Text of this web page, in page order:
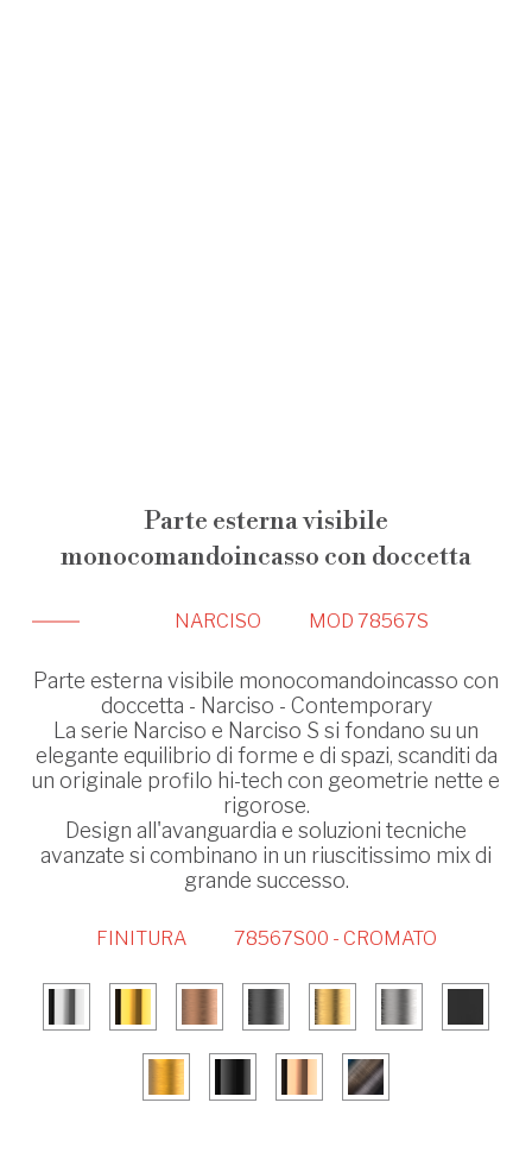
Parte esterna visibile
monocomandoincasso con doccetta
NARCISO MOD 78567S
Parte esterna visibile monocomandoincasso con
doccetta - Narciso - Contemporary
La serie Narciso e Narciso S si fondano su un
elegante equilibrio di forme e di spazi, scanditi da
un originale profilo hi-tech con geometrie nette e
rigorose.
Design all'avanguardia e soluzioni tecniche
avanzate si combinano in un riuscitissimo mix di
grande successo.
FINITURA 78567S00 - CROMATO